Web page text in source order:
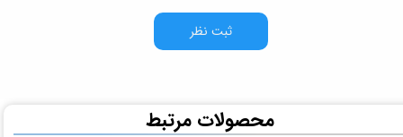
ثبت نظر
​محصولات مرتبط